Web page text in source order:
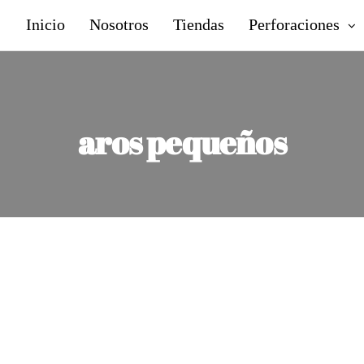
Inicio Nosotros Tiendas Perforaciones
aros pequeños